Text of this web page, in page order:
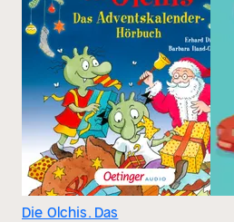
Die Olchis. Das